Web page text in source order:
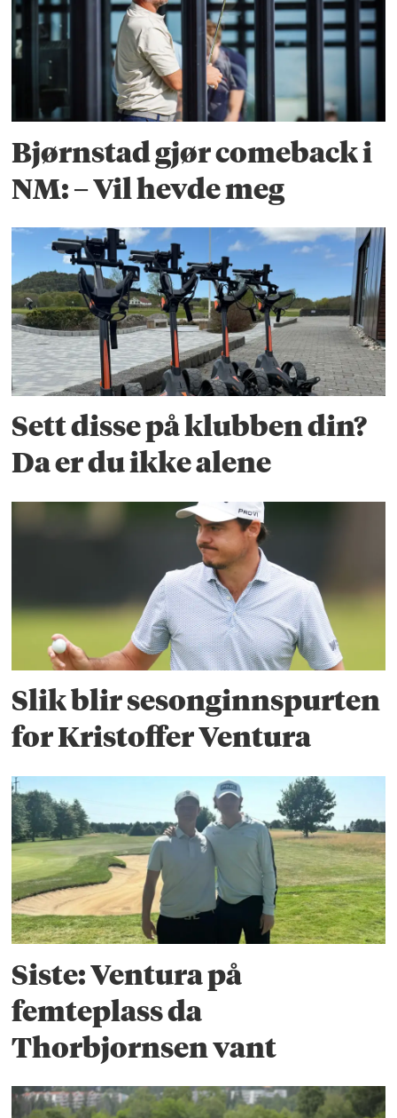
Bjørnstad gjør comeback i
NM: – Vil hevde meg
Sett disse på klubben din?
Da er du ikke alene
Slik blir sesonginnspurten
for Kristoffer Ventura
Siste: Ventura på
femteplass da
Thorbjornsen vant